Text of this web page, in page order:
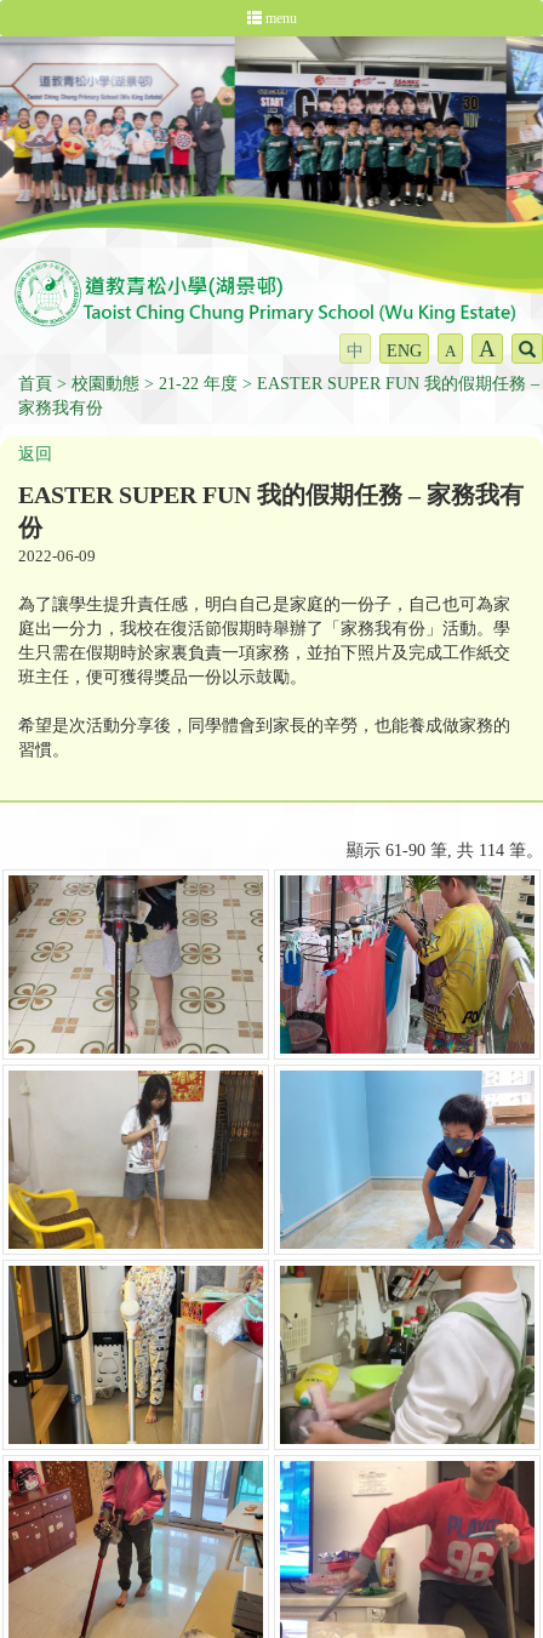
menu
中 ENG A A
首頁 校園動態 21-22 年度
EASTER SUPER FUN 我的假期任務 –
家務我有份
返回
EASTER SUPER FUN 我的假期任務 – 家務我有
份
2022-06-09
為了讓學生提升責任感，明白自己是家庭的一份子，自己也可為家
庭出一分力，我校在復活節假期時舉辦了「家務我有份」活動。學
生只需在假期時於家裏負責一項家務，並拍下照片及完成工作紙交
班主任，便可獲得獎品一份以示鼓勵。
希望是次活動分享後，同學體會到家長的辛勞，也能養成做家務的
習慣。
顯示 61-90 筆, 共 114 筆。